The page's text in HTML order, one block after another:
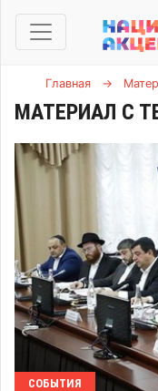
Главная →
МАТЕРИАЛ С
СОБЫТИЯ